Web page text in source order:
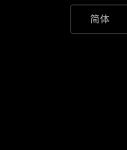
简体